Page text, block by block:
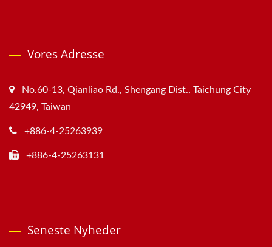
Vores Adresse
No.60-13, Qianliao Rd., Shengang Dist., Taichung City
42949, Taiwan
+886-4-25263939
+886-4-25263131
Seneste Nyheder